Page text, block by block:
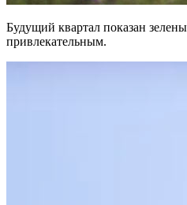
Будущий квартал показан
привлекательным.